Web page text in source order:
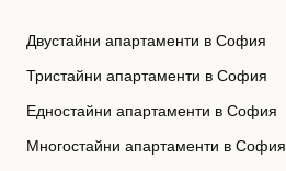
Двустайни апартаменти в София
Тристайни апартаменти в София
Едностайни апартаменти в София
Многостайни апартаменти в София